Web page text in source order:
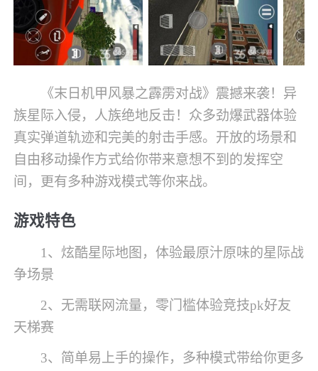
《末日机甲风暴之霹雳对战》震撼来袭！异
族星际入侵，人族绝地反击！众多劲爆武器体验
真实弹道轨迹和完美的射击手感。开放的场景和
自由移动操作方式给你带来意想不到的发挥空
间，更有多种游戏模式等你来战。
游戏特色
1、炫酷星际地图，体验最原汁原味的星际战
争场景
2、无需联网流量，零门槛体验竞技pk好友
天梯赛
3、简单易上手的操作，多种模式带给你更多